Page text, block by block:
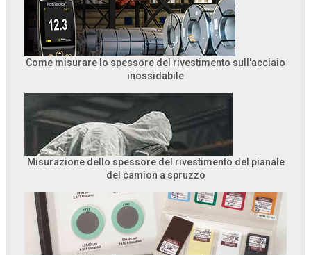
Come misurare lo spessore del rivestimento sull'acciaio
inossidabile
Misurazione dello spessore del rivestimento del pianale
del camion a spruzzo